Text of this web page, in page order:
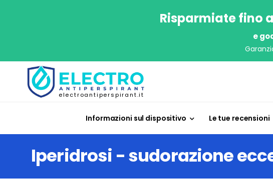
Risparmiate fino
e
electroantiperspirant.it
Informazioni sul dispositivo Le tue recensioni
Iperidrosi - sudorazione